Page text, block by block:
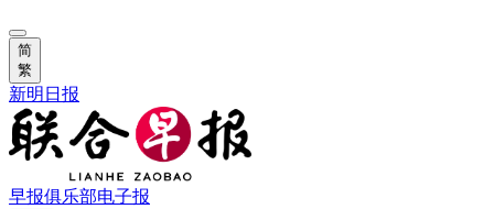
简
繁
新明日报
早报俱乐部电子报